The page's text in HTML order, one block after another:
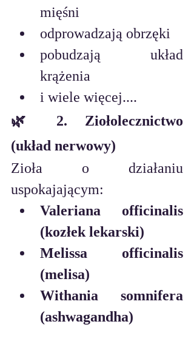
mięśni
odprowadzają obrzęki
pobudzają układ
krążenia
i wiele więcej....
🌿 2. Ziołolecznictwo
(układ nerwowy)
Zioła o działaniu
uspokajającym:
Valeriana officinalis
(kozłek lekarski)
Melissa officinalis
(melisa)
Withania somnifera
(ashwagandha)